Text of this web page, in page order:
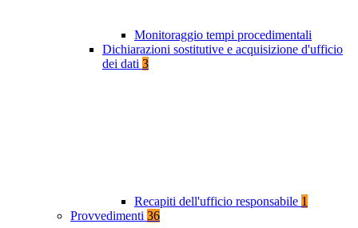
Monitoraggio tempi procedimentali
Dichiarazioni sostitutive e acquisizione d'ufficio
dei dati 3
Recapiti dell'ufficio responsabile 1
Provvedimenti 36